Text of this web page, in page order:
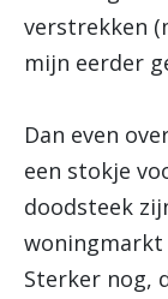
verstrekken
mijn eerder
Dan even
een stokje
doodsteek
woningmarkt
Sterker nog,